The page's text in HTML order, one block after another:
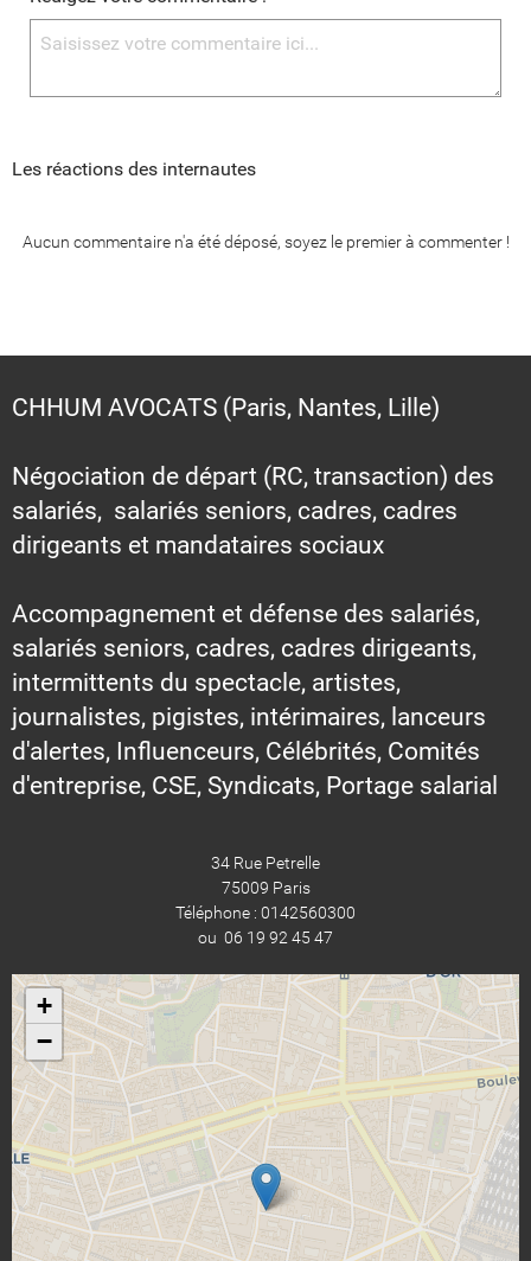
Les réactions des internautes
Aucun commentaire n'a été déposé, soyez le premier à commenter !
CHHUM AVOCATS (Paris, Nantes, Lille)
Négociation de départ (RC, transaction) des
salariés, salariés seniors, cadres, cadres
dirigeants et mandataires sociaux
Accompagnement et défense des salariés,
salariés seniors, cadres, cadres dirigeants,
intermittents du spectacle, artistes,
journalistes, pigistes, intérimaires, lanceurs
d'alertes, Influenceurs, Célébrités, Comités
d'entreprise, CSE, Syndicats, Portage salarial
34 Rue Petrelle
75009 Paris
Téléphone : 0142560300
ou 06 19 92 45 47
+
−